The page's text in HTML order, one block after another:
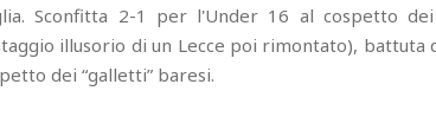
Sconfitta 2-1 per l'Under 16 al cospetto
illusorio di un Lecce poi rimontato), battuta
dei “galletti” baresi.